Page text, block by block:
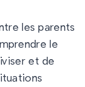
les parents
le
et de